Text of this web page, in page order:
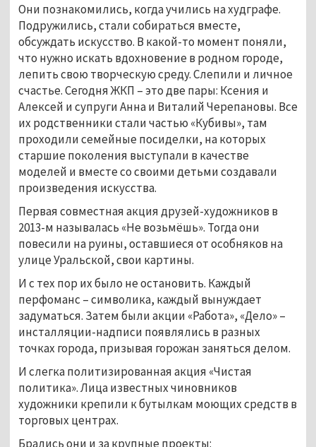
Они познакомились, когда учились на худграфе.
Подружились, стали собираться вместе,
обсуждать искусство. В какой-то момент поняли,
что нужно искать вдохновение в родном городе,
лепить свою творческую среду. Слепили и личное
счастье. Сегодня ЖКП – это две пары: Ксения и
Алексей и супруги Анна и Виталий Черепановы. Все
их родственники стали частью «Кубивы», там
проходили семейные посиделки, на которых
старшие поколения выступали в качестве
моделей и вместе со своими детьми создавали
произведения искусства.
Первая совместная акция друзей-художников в
2013-м называлась «Не возьмёшь». Тогда они
повесили на руины, оставшиеся от особняков на
улице Уральской, свои картины.
И с тех пор их было не остановить. Каждый
перфоманс – символика, каждый вынуждает
задуматься. Затем были акции «Работа», «Дело» –
инсталляции-надписи появлялись в разных
точках города, призывая горожан заняться делом.
И слегка политизированная акция «Чистая
политика». Лица известных чиновников
художники крепили к бутылкам моющих средств в
торговых центрах.
Брались они и за крупные проекты: